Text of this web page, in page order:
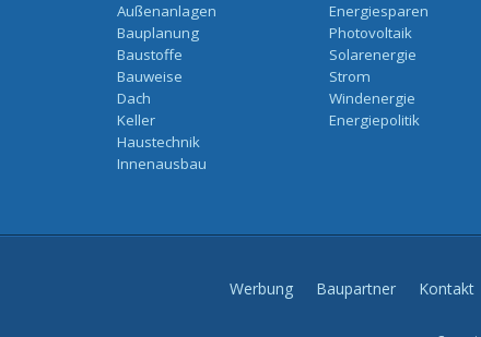
Außenanlagen
Bauplanung
Baustoffe
Bauweise
Dach
Keller
Haustechnik
Innenausbau
Energiesparen
Photovoltaik
Solarenergie
Strom
Windenergie
Energiepolitik
Werbung Baupartner Kontakt